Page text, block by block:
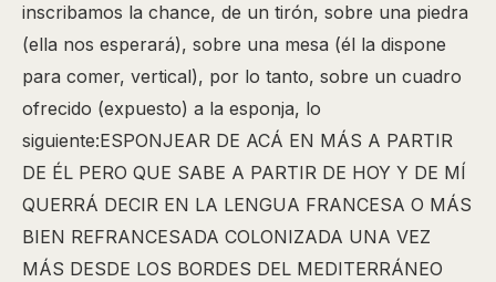
inscribamos la chance, de un tirón, sobre una piedra
(ella nos esperará), sobre una mesa (él la dispone
para comer, vertical), por lo tanto, sobre un cuadro
ofrecido (expuesto) a la esponja, lo
siguiente:ESPONJEAR DE ACÁ EN MÁS A PARTIR
DE ÉL PERO QUE SABE A PARTIR DE HOY Y DE MÍ
QUERRÁ DECIR EN LA LENGUA FRANCESA O MÁS
BIEN REFRANCESADA COLONIZADA UNA VEZ
MÁS DESDE LOS BORDES DEL MEDITERRÁNEO